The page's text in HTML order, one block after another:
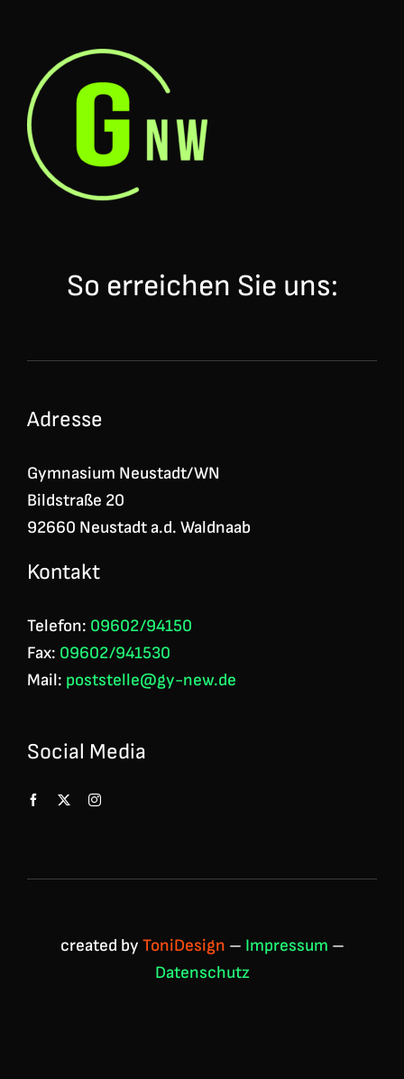
So erreichen Sie uns:
Adresse
Gymnasium Neustadt/WN
Bildstraße 20
92660 Neustadt a.d. Waldnaab
Kontakt
Telefon: 09602/94150
Fax: 09602/941530
Mail: poststelle@gy-new.de
Social Media
created by ToniDesign – Impressum –
Datenschutz